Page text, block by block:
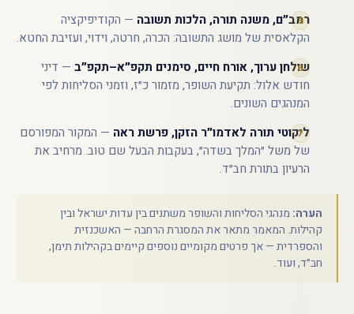
רמב״ם, משנה תורה, הלכות תשובה — הקודיפיקציה
הקלאסית של מושג התשובה: הכרה, חרטה, וידוי, ועזיבת החטא.
שולחן ערוך, אורח חיים, סימנים תקפ״א–תקפ״ב — דיני
חודש אלול: תקיעת השופר, מזמור כ״ז, וזמני הסליחות לפי
המנהגים השונים.
ליקוטי תורה לאדמו״ר הזקן, פרשת ראה — המקור המפורסם
של משל ״המלך בשדה״, בעקבות הבעל שם טוב. מרחיב את
הרעיון בתורת חב״ד.
הערה: מנהגי הסליחות והשופר משתנים בין עדות ישראל ובין
קהילות. המאמר מתאר את המסגרת הרחבה — האשכנזית
והספרדית — אך פרטים מקומיים נוספים קיימים בקהילות תימן,
חב״ד, ועוד.